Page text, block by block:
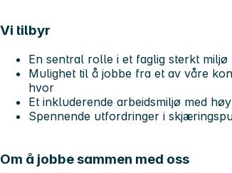
Vi tilbyr
En sentral rolle i et faglig sterkt miljø
Mulighet til å jobbe fra et av våre
hvor
Et inkluderende arbeidsmiljø med
Spennende utfordringer i
Om å jobbe sammen med oss